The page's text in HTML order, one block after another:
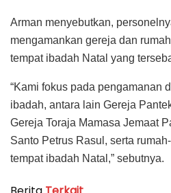
Arman menyebutkan,
mengamankan gereja dan
tempat ibadah Natal yang
“Kami fokus pada pengamanan
ibadah, antara lain Gereja
Gereja Toraja Mamasa Jemaat
Santo Petrus Rasul, serta
tempat ibadah Natal,” sebutnya.